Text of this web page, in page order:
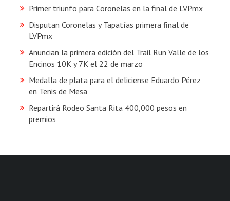
Primer triunfo para Coronelas en la final de LVPmx
Disputan Coronelas y Tapatías primera final de
LVPmx
Anuncian la primera edición del Trail Run Valle de los
Encinos 10K y 7K el 22 de marzo
Medalla de plata para el deliciense Eduardo Pérez
en Tenis de Mesa
Repartirá Rodeo Santa Rita 400,000 pesos en
premios